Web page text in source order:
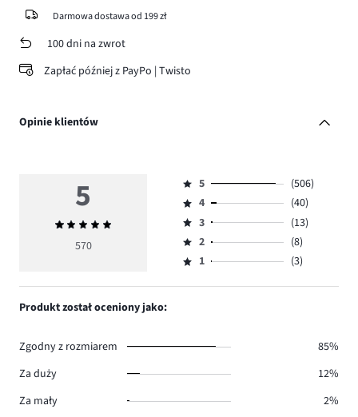
Darmowa dostawa od 199 zł
100 dni na zwrot
Zapłać później z PayPo | Twisto
Opinie klientów
5
Średnia
ocena
570
Ocena
5,
ilość
głosów
506.
5
(506)
Ocena
4,
ilość
głosów
4
(40)
Ocena
3,
ilość
3
(13)
Ocena
2,
2
(8)
Ocena
1,
1 (3)
Produkt został oceniony jako:
Zgodny z rozmiarem
85%
Za duży
12%
Za mały
2%